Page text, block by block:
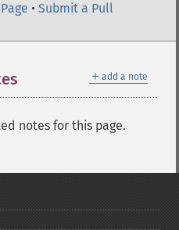
• Submit a Pull
＋ add a note
notes for this page.